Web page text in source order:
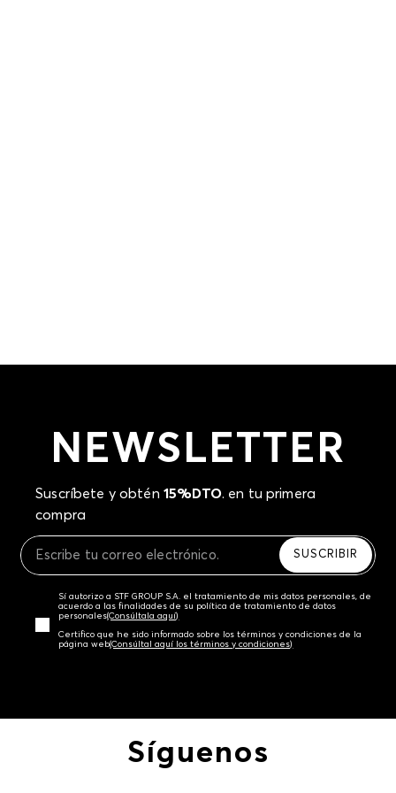
NEWSLETTER
Suscríbete y obtén 15%DTO. en tu primera
compra
SUSCRIBIR
Sí autorizo a STF GROUP S.A. el tratamiento de mis datos personales, de
acuerdo a las finalidades de su política de tratamiento de datos
personales‎(Consúltala aquí)
Certifico que he sido informado sobre los términos y condiciones de la
página web‎(Consúltal aquí los términos y condiciones)
Síguenos